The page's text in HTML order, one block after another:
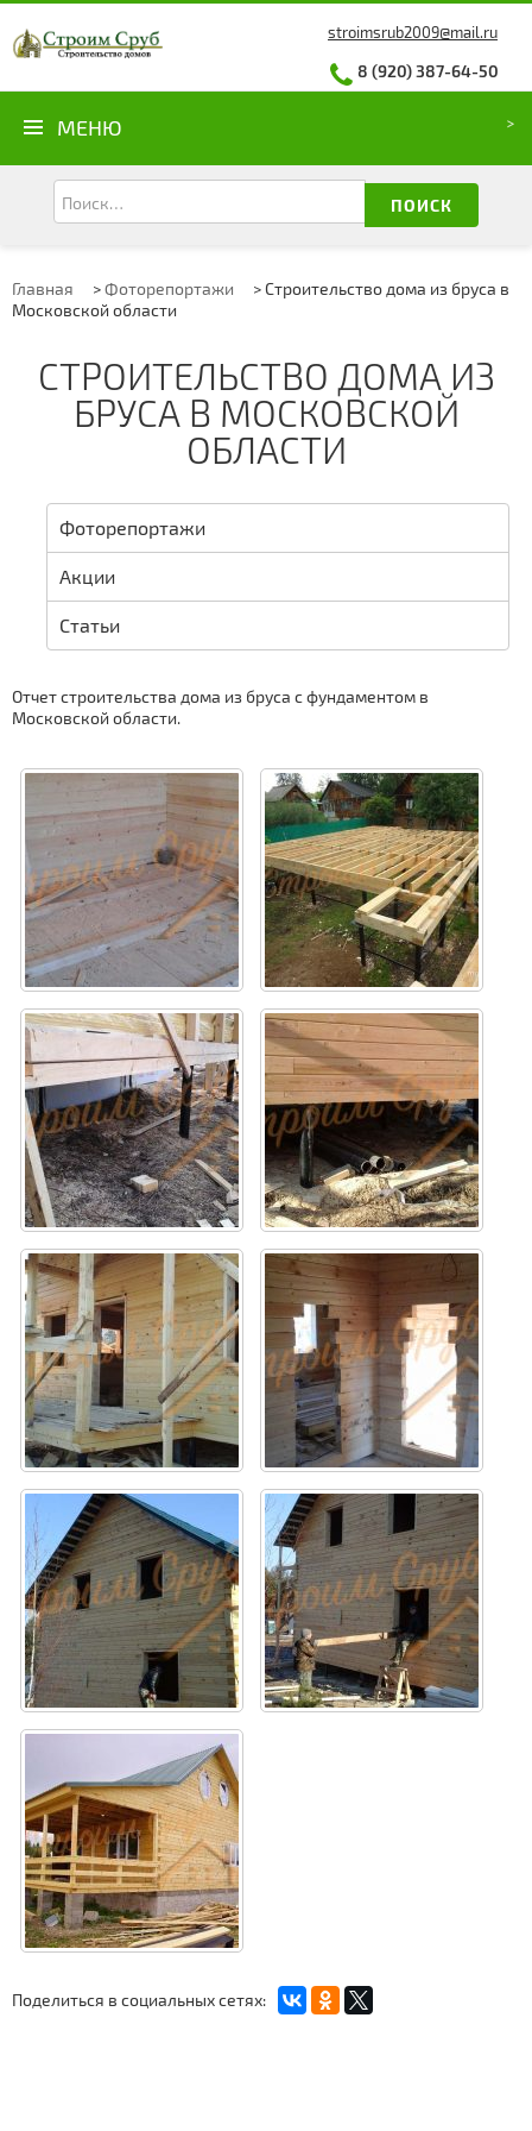
stroimsrub2009@mail.ru
8 (920) 387-64-50
МЕНЮ
ПОИСК
Главная >Фоторепортажи >Строительство дома из бруса в
Московской области
СТРОИТЕЛЬСТВО ДОМА ИЗ
БРУСА В МОСКОВСКОЙ
ОБЛАСТИ
Фоторепортажи
Акции
Статьи
Отчет строительства дома из бруса с фундаментом в
Московской области.
Поделиться в социальных сетях: